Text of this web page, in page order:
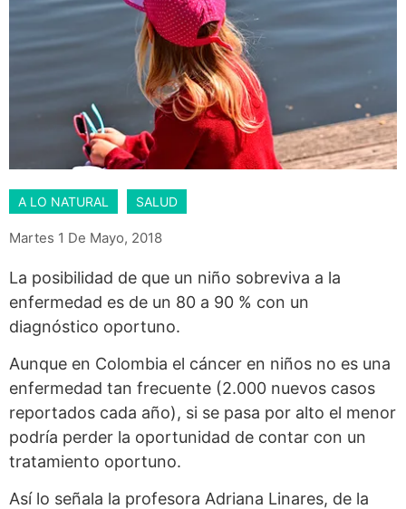
A LO NATURAL SALUD
Martes 1 De Mayo, 2018
La posibilidad de que un niño sobreviva a la
enfermedad es de un 80 a 90 % con un
diagnóstico oportuno.
Aunque en Colombia el cáncer en niños no es una
enfermedad tan frecuente (2.000 nuevos casos
reportados cada año), si se pasa por alto el menor
podría perder la oportunidad de contar con un
tratamiento oportuno.
Así lo señala la profesora Adriana Linares, de la